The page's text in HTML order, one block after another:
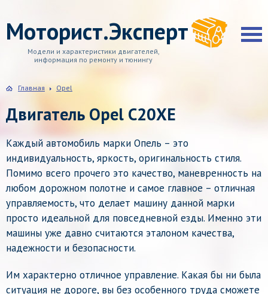
Моторист.Эксперт
Модели и характеристики двигателей,
информация по ремонту и тюнингу
Главная Opel
Двигатель Opel C20XE
Каждый автомобиль марки Опель – это
индивидуальность, яркость, оригинальность стиля.
Помимо всего прочего это качество, маневренность на
любом дорожном полотне и самое главное – отличная
управляемость, что делает машину данной марки
просто идеальной для повседневной езды. Именно эти
машины уже давно считаются эталоном качества,
надежности и безопасности.
Им характерно отличное управление. Какая бы ни была
ситуация не дороге, вы без особенного труда сможете